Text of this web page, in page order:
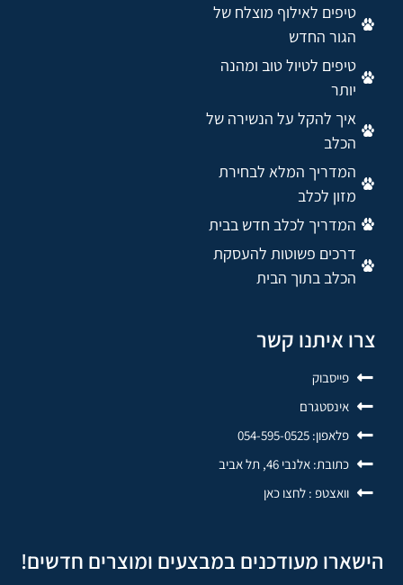
טיפים לאילוף מוצלח של
הגור החדש
טיפים לטיול טוב ומהנה
יותר
איך להקל על הנשירה של
הכלב
המדריך המלא לבחירת
מזון לכלב
המדריך לכלב חדש בבית
דרכים פשוטות להעסקת
הכלב בתוך הבית
צרו איתנו קשר
פייסבוק
אינסטגרם
פלאפון: 054-595-0525
כתובת: אלנבי 46, תל אביב
וואצטפ : לחצו כאן
הישארו מעודכנים במבצעים ומוצרים חדשים!